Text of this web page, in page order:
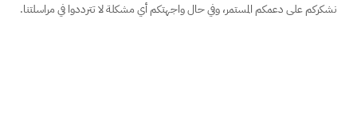
نشكركم على دعمكم المستمر، وفي حال واجهتكم أي مشكلة لا تترددوا في مراسلتنا.